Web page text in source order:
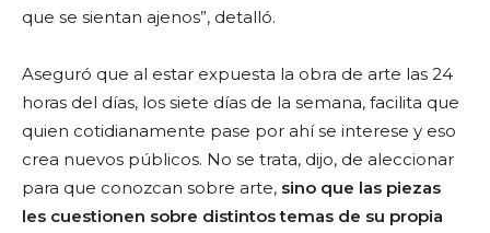
que se sientan ajenos”, detalló.
Aseguró que al estar expuesta la obra de arte las 24
horas del días, los siete días de la semana, facilita que
quien cotidianamente pase por ahí se interese y eso
crea nuevos públicos. No se trata, dijo, de aleccionar
para que conozcan sobre arte, sino que las piezas
les cuestionen sobre distintos temas de su propia